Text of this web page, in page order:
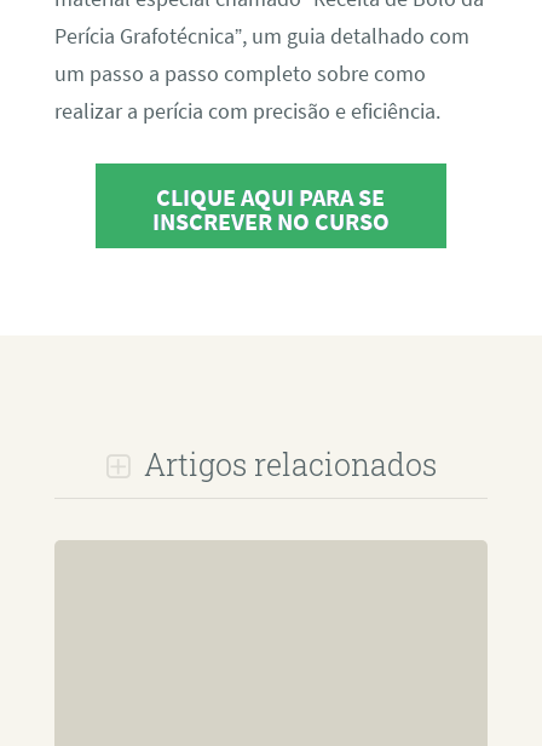
Perícia Grafotécnica”, um guia detalhado com
um passo a passo completo sobre como
realizar a perícia com precisão e eficiência.
CLIQUE AQUI PARA SE
INSCREVER NO CURSO
Artigos relacionados